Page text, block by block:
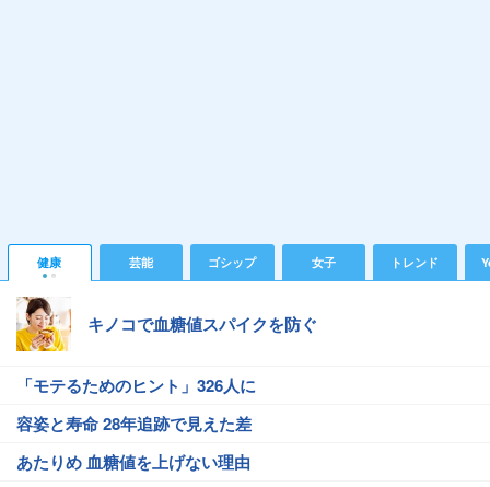
健康 芸能 ゴシップ 女子 トレンド
キノコで血糖値スパイクを防ぐ
「モテるためのヒント」326人に
容姿と寿命 28年追跡で見えた差
あたりめ 血糖値を上げない理由